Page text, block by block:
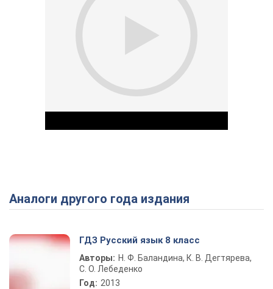
Play Video
Аналоги другого года издания
ГДЗ Русский язык 8 класс
Авторы: Н. Ф. Баландина, К. В. Дегтярева,
С. О. Лебеденко
Год: 2013